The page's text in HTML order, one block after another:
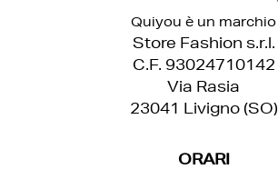
Quiyou è un marchio
Store Fashion s.r.l.
C.F. 93024710142
Via Rasia
23041 Livigno (SO)
ORARI